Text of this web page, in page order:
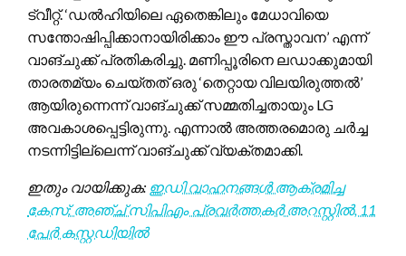
ട്വീറ്റ്. ‘ഡൽഹിയിലെ ഏതെങ്കിലും മേധാവിയെ
സന്തോഷിപ്പിക്കാനായിരിക്കാം ഈ പ്രസ്താവന’ എന്ന്
വാങ്ചുക്ക് പ്രതികരിച്ചു. മണിപ്പൂരിനെ ലഡാക്കുമായി
താരതമ്യം ചെയ്തത് ഒരു ‘തെറ്റായ വിലയിരുത്തൽ’
ആയിരുന്നെന്ന് വാങ്ചുക്ക് സമ്മതിച്ചതായും LG
അവകാശപ്പെട്ടിരുന്നു. എന്നാൽ അത്തരമൊരു ചർച്ച
നടന്നിട്ടില്ലെന്ന് വാങ്ചുക്ക് വ്യക്തമാക്കി.
ഇതും വായിക്കുക: ഇഡി വാഹനങ്ങൾ ആക്രമിച്ച
കേസ്: അഞ്ച് സിപിഎം പ്രവർത്തകർ അറസ്റ്റിൽ, 11
പേർ കസ്റ്റഡിയിൽ